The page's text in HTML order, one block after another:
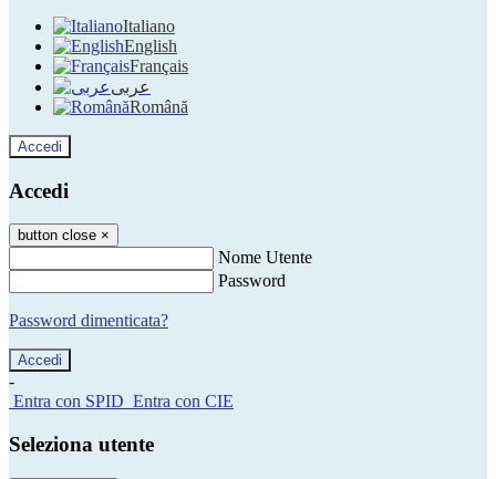
Italiano
English
Français
عربى
Română
Accedi
Accedi
button close ×
Nome Utente
Password
Password dimenticata?
-
Entra con SPID Entra con CIE
Seleziona utente